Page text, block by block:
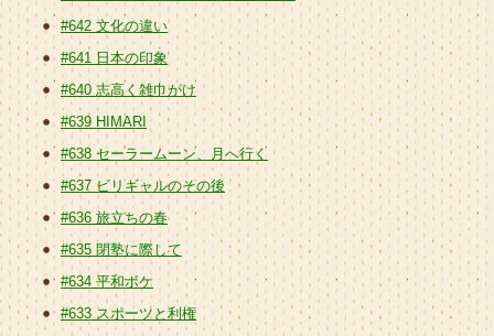
#642 文化の違い
#641 日本の印象
#640 志高く雑巾がけ
#639 HIMARI
#638 セーラームーン、月へ行く
#637 ビリギャルのその後
#636 旅立ちの春
#635 閉塾に際して
#634 平和ボケ
#633 スポーツと利権